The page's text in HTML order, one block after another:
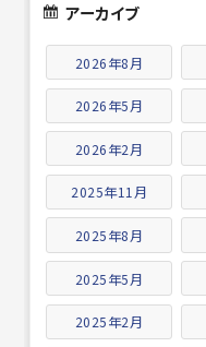
アーカイブ
2026年8月
2026年5月
2026年2月
2025年11月
2025年8月
2025年5月
2025年2月